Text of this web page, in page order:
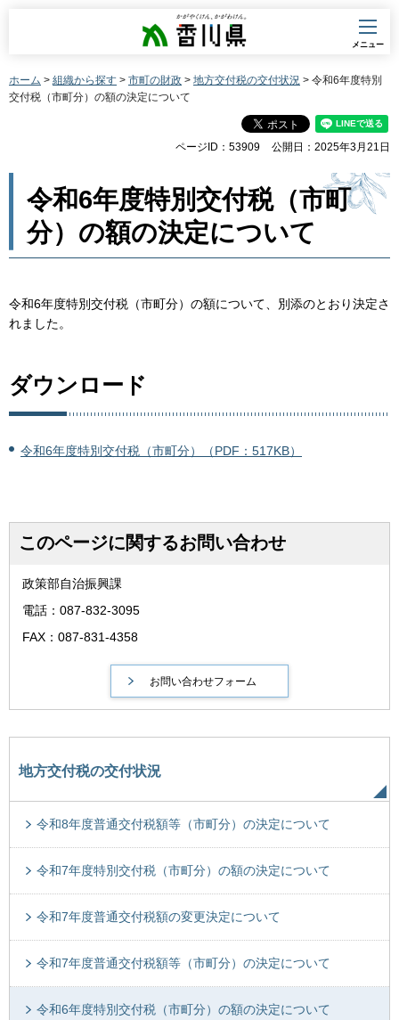
香川県
メニュー
ホーム > 組織から探す > 市町の財政 > 地方交付税の交付状況 > 令和6年度特別
交付税（市町分）の額の決定について
ページID：53909 公開日：2025年3月21日
令和6年度特別交付税（市町
分）の額の決定について
令和6年度特別交付税（市町分）の額について、別添のとおり決定さ
れました。
ダウンロード
令和6年度特別交付税（市町分）（PDF：517KB）
このページに関するお問い合わせ
政策部自治振興課
電話：087-832-3095
FAX：087-831-4358
地方交付税の交付状況
令和8年度普通交付税額等（市町分）の決定について
令和7年度特別交付税（市町分）の額の決定について
令和7年度普通交付税額の変更決定について
令和7年度普通交付税額等（市町分）の決定について
令和6年度特別交付税（市町分）の額の決定について